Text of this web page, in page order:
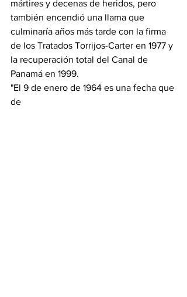
mártires y decenas de heridos, pero
también encendió una llama que
culminaría años más tarde con la firma
de los Tratados Torrijos-Carter en 1977 y
la recuperación total del Canal de
Panamá en 1999.
"El 9 de enero de 1964 es una fecha que
de